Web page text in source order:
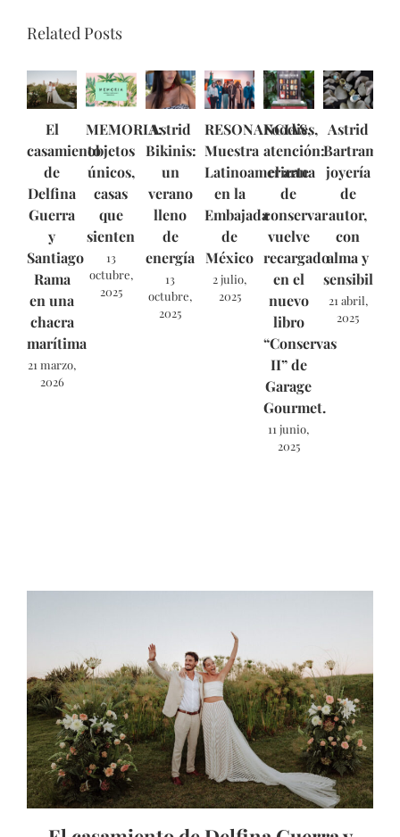
Related Posts
El
casamiento
de
Delfina
Guerra
y
Santiago
Rama
en una
chacra
marítima
21 marzo,
2026
MEMORIA:
objetos
únicos,
casas
que
sienten
13
octubre,
2025
Astrid
Bikinis:
un
verano
lleno
de
energía
13
octubre,
2025
RESONANCIAS,
Muestra
Latinoamericana
en la
Embajada
de
México
2 julio,
2025
Foodies,
atención:
el arte
de
conservar
vuelve
recargado
en el
nuevo
libro
“Conservas
II” de
Garage
Gourmet.
11 junio,
2025
Astrid
Bartram:
joyería
de
autor,
con
alma y
21 abril,
2025